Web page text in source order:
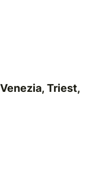
Triest,